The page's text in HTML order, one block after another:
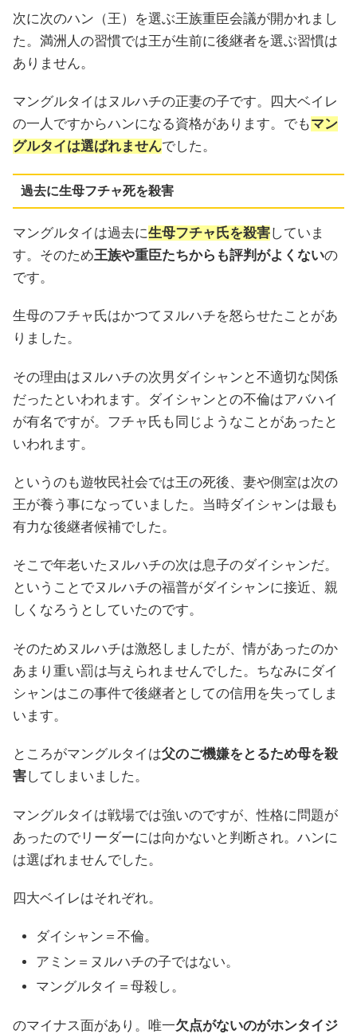
次に次のハン（王）を選ぶ王族重臣会議が開かれまし
た。満洲人の習慣では王が生前に後継者を選ぶ習慣は
ありません。
マングルタイはヌルハチの正妻の子です。四大ベイレ
の一人ですからハンになる資格があります。でもマン
グルタイは選ばれませんでした。
過去に生母フチャ死を殺害
マングルタイは過去に生母フチャ氏を殺害していま
す。そのため王族や重臣たちからも評判がよくないの
です。
生母のフチャ氏はかつてヌルハチを怒らせたことがあ
りました。
その理由はヌルハチの次男ダイシャンと不適切な関係
だったといわれます。ダイシャンとの不倫はアバハイ
が有名ですが。フチャ氏も同じようなことがあったと
いわれます。
というのも遊牧民社会では王の死後、妻や側室は次の
王が養う事になっていました。当時ダイシャンは最も
有力な後継者候補でした。
そこで年老いたヌルハチの次は息子のダイシャンだ。
ということでヌルハチの福普がダイシャンに接近、親
しくなろうとしていたのです。
そのためヌルハチは激怒しましたが、情があったのか
あまり重い罰は与えられませんでした。ちなみにダイ
シャンはこの事件で後継者としての信用を失ってしま
います。
ところがマングルタイは父のご機嫌をとるため母を殺
害してしまいました。
マングルタイは戦場では強いのですが、性格に問題が
あったのでリーダーには向かないと判断され。ハンに
は選ばれませんでした。
四大ベイレはそれぞれ。
ダイシャン＝不倫。
アミン＝ヌルハチの子ではない。
マングルタイ＝母殺し。
のマイナス面があり。唯一欠点がないのがホンタイジ